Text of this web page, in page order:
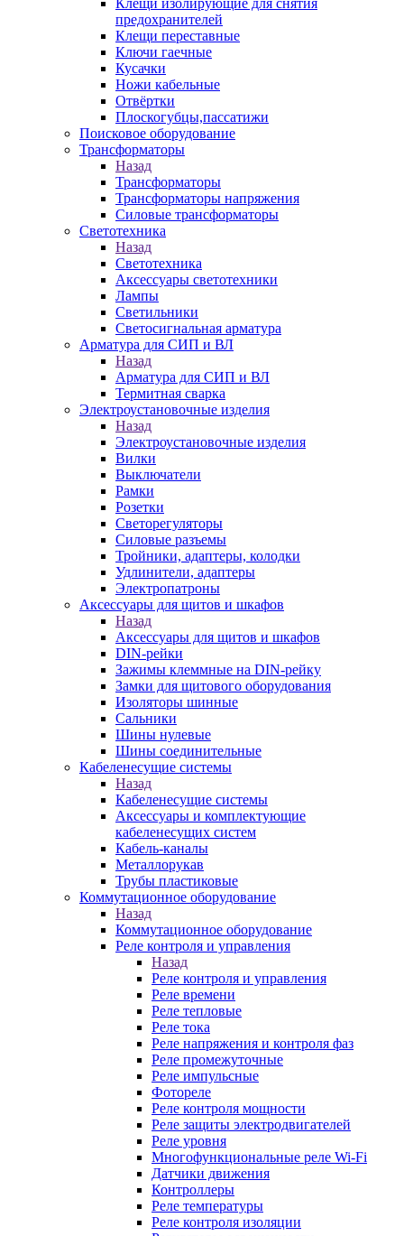
Клещи изолирующие для снятия
предохранителей
Клещи переставные
Ключи гаечные
Кусачки
Ножи кабельные
Отвёртки
Плоскогубцы,пассатижи
Поисковое оборудование
Трансформаторы
Назад
Трансформаторы
Трансформаторы напряжения
Силовые трансформаторы
Светотехника
Назад
Светотехника
Аксессуары светотехники
Лампы
Светильники
Светосигнальная арматура
Арматура для СИП и ВЛ
Назад
Арматура для СИП и ВЛ
Термитная сварка
Электроустановочные изделия
Назад
Электроустановочные изделия
Вилки
Выключатели
Рамки
Розетки
Светорегуляторы
Силовые разъемы
Тройники, адаптеры, колодки
Удлинители, адаптеры
Электропатроны
Аксессуары для щитов и шкафов
Назад
Аксессуары для щитов и шкафов
DIN-рейки
Зажимы клеммные на DIN-рейку
Замки для щитового оборудования
Изоляторы шинные
Сальники
Шины нулевые
Шины соединительные
Кабеленесущие системы
Назад
Кабеленесущие системы
Аксессуары и комплектующие
кабеленесущих систем
Кабель-каналы
Металлорукав
Трубы пластиковые
Коммутационное оборудование
Назад
Коммутационное оборудование
Реле контроля и управления
Назад
Реле контроля и управления
Реле времени
Реле тепловые
Реле тока
Реле напряжения и контроля фаз
Реле промежуточные
Реле импульсные
Фотореле
Реле контроля мощности
Реле защиты электродвигателей
Реле уровня
Многофункциональные реле Wi-Fi
Датчики движения
Контроллеры
Реле температуры
Реле контроля изоляции